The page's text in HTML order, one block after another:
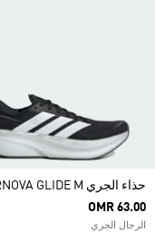
حذاء الجري SUPERNOVA GLIDE M
OMR 63.00
الرجال الجري